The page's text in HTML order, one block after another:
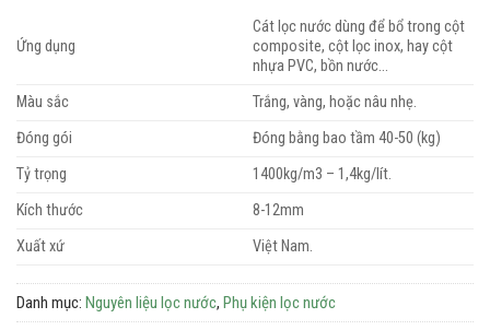
Ứng dụng
Cát lọc nước dùng để bổ trong cột
composite, cột lọc inox, hay cột
nhựa PVC, bồn nước…
Màu sắc
Trắng, vàng, hoặc nâu nhẹ.
Đóng gói
Đóng bằng bao tầm 40-50 (kg)
Tỷ trọng
1400kg/m3 – 1,4kg/lít.
Kích thước
8-12mm
Xuất xứ
Việt Nam.
Danh mục: Nguyên liệu lọc nước, Phụ kiện lọc nước